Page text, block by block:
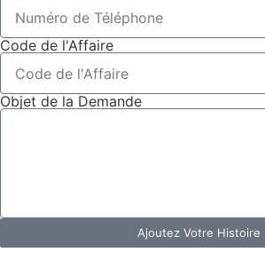
Code de l'Affaire
Objet de la Demande
Ajoutez Votre Histoire